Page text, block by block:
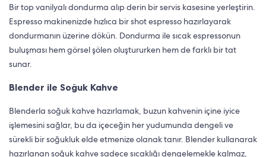
Bir top vanilyalı dondurma alıp derin bir servis kasesine yerleştirin.
Espresso makinenizde hızlıca bir shot espresso hazırlayarak
dondurmanın üzerine dökün. Dondurma ile sıcak espressonun
buluşması hem görsel şölen oluştururken hem de farklı bir tat
sunar.
Blender ile Soğuk Kahve
Blenderla soğuk kahve hazırlamak, buzun kahvenin içine iyice
işlemesini sağlar, bu da içeceğin her yudumunda dengeli ve
sürekli bir soğukluk elde etmenize olanak tanır. Blender kullanarak
hazırlanan soğuk kahve sadece sıcaklığı dengelemekle kalmaz,